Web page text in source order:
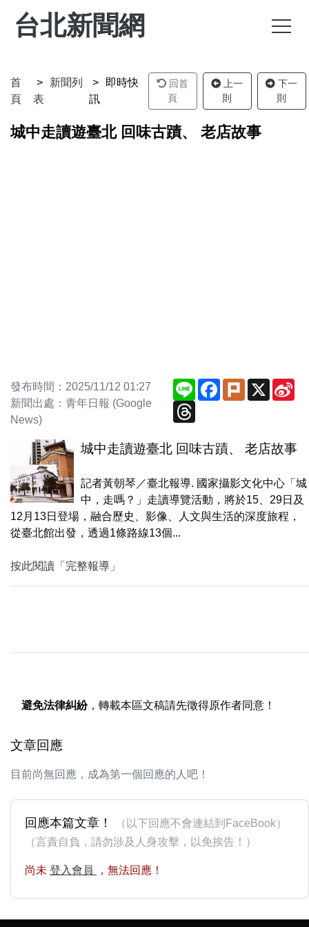
台北新聞網
首
頁
新聞列
表
即時快
訊
回首
頁
上一
則
下一
則
城中走讀遊臺北 回味古蹟、 老店故事
發布時間：2025/11/12 01:27
新聞出處：青年日報 (Google
News)
Line Facebook
Plurk X
城中走讀遊臺北 回味古蹟、 老店故事
記者黃朝琴／臺北報導. 國家攝影文化中心「城
中，走嗎？」走讀導覽活動，將於15、29日及
12月13日登場，融合歷史、影像、人文與生活的深度旅程，
從臺北館出發，透過1條路線13個...
按此閱讀「完整報導」
避免法律糾紛，轉載本區文稿請先徵得原作者同意！
文章回應
目前尚無回應，成為第一個回應的人吧！
回應本篇文章！
（以下回應不會連結到FaceBook）
（言責自負，請勿涉及人身攻擊，以免挨告！）
尚未 登入會員 ，無法回應！